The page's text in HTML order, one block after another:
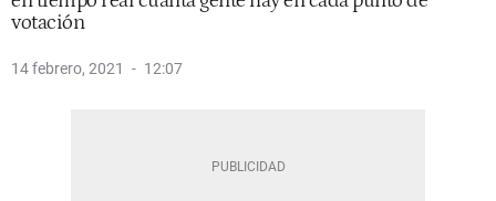
votación
14 febrero, 2021 12:07